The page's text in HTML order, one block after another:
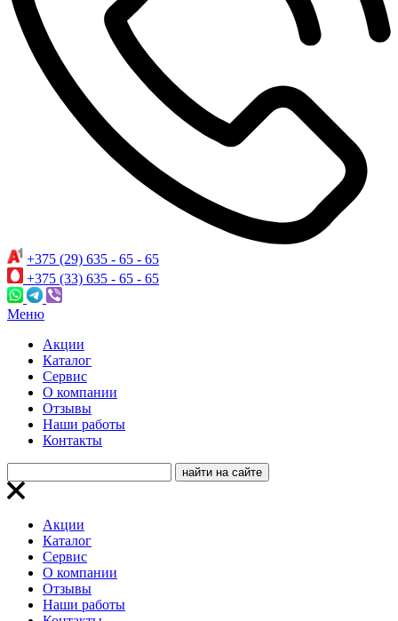
+375 (29) 635 - 65 - 65
+375 (33) 635 - 65 - 65
Меню
Акции
Каталог
Сервис
О компании
Отзывы
Наши работы
Контакты
Акции
Каталог
Сервис
О компании
Отзывы
Наши работы